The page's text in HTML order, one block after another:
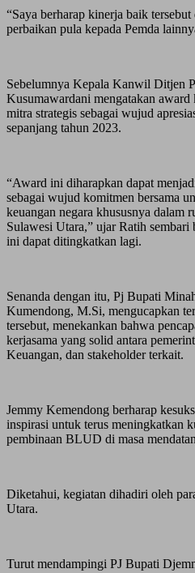
“Saya berharap kinerja baik
perbaikan pula kepada Pemda
Sebelumnya Kepala Kanwil Ditjen
Kusumawardani mengatakan award
mitra strategis sebagai wujud
sepanjang tahun 2023.
“Award ini diharapkan dapat
sebagai wujud komitmen bersama
keuangan negara khususnya dalam
Sulawesi Utara,” ujar Ratih
ini dapat ditingkatkan lagi.
Senanda dengan itu, Pj Bupati
Kumendong, M.Si, mengucapkan
tersebut, menekankan bahwa
kerjasama yang solid antara
Keuangan, dan stakeholder terkait.
Jemmy Kemendong berharap
inspirasi untuk terus meningkatkan
pembinaan BLUD di masa
Diketahui, kegiatan dihadiri oleh
Utara.
Turut mendampingi PJ Bupati